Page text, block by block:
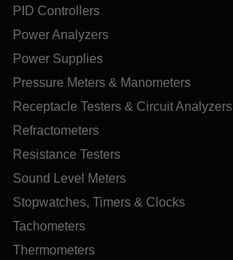
PID Controllers
Power Analyzers
Power Supplies
Pressure Meters & Manometers
Receptacle Testers & Circuit Analyzers
Refractometers
Resistance Testers
Sound Level Meters
Stopwatches, Timers & Clocks
Tachometers
Thermometers